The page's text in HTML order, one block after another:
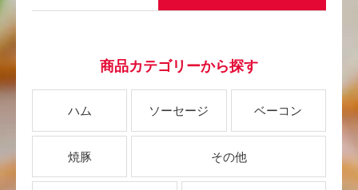
商品カテゴリーから探す
ハム ソーセージ ベーコン
焼豚 その他